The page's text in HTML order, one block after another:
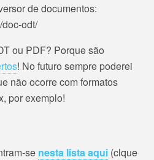
de documentos:
odt/
ou PDF? Porque são
! No futuro sempre poderei
não ocorre com formatos
por exemplo!
se nesta lista aqui (clque